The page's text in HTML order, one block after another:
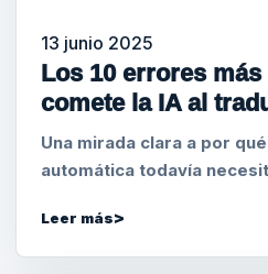
13 junio 2025
Los 10 errores
comete la IA al
Una mirada clara a por
automática todavía
Leer más